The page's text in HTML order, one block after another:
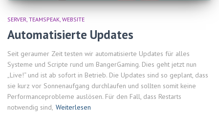
SERVER TEAMSPEAK WEBSITE
Automatisierte Updates
Seit geraumer Zeit testen wir automatisierte Updates für alles
Systeme und Scripte rund um BangerGaming. Dies geht jetzt nun
„Live!“ und ist ab sofort in Betrieb. Die Updates sind so geplant, dass
sie kurz vor Sonnenaufgang durchlaufen und sollten somit keine
Performanceprobleme auslösen. Für den Fall, dass Restarts
notwendig sind, Weiterlesen